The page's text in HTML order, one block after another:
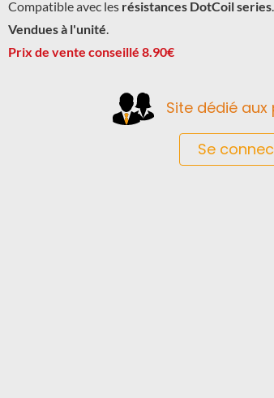
Compatible avec les résistances DotCoil series.
Vendues à l'unité.
Prix de vente conseillé 8.90€
Site dédié
Se